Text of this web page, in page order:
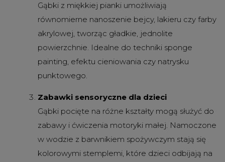
Gąbki z miękkiej pianki umożliwiają
równomierne nanoszenie bejcy, lakieru czy farby
akrylowej, tworząc gładkie, jednolite
powierzchnie. Idealne do techniki sponge
painting, efektu cieniowania czy natrysku
punktowego.
Zabawki sensoryczne dla dzieci
Gąbki pocięte na różne kształty mogą służyć do
zabawy i ćwiczenia motoryki małej. Namoczone
w wodzie z barwnikiem spożywczym stają się
kolorowymi stemplemi, które dzieci odbijają na